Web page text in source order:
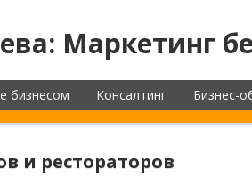
Маркетинг
бизнесом Консалтинг Бизнес-
и рестораторов